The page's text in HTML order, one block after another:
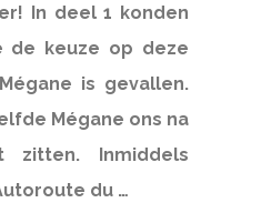
In deel 1 konden
de keuze op deze
is gevallen.
Mégane ons na
Inmiddels
du …